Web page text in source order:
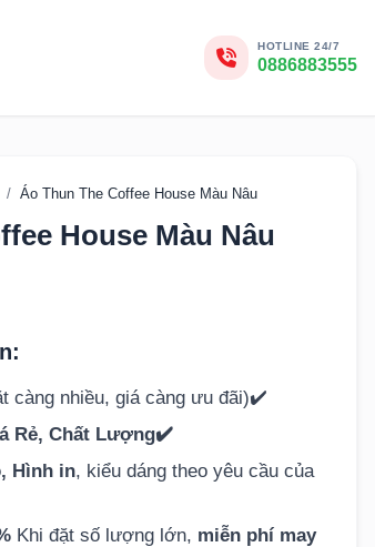
HOTLINE 24/7
0886883555
/ Áo Thun The Coffee House Màu Nâu
House Màu Nâu
càng nhiều, giá càng ưu đãi)✔️
Rẻ, Chất Lượng✔️
Hình in, kiểu dáng theo yêu cầu của
Khi đặt số lượng lớn, miễn phí may